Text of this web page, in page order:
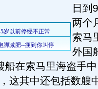
日到
两个
索马
外国
船在索马里海盗手
这其中还包括数艘